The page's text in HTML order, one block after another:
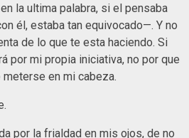
la ultima palabra, si el pensaba
él, estaba tan equivocado—. Y no
de lo que te esta haciendo. Si
por mi propia iniciativa, no por que
en mi cabeza.
por la frialdad en mis ojos, de no